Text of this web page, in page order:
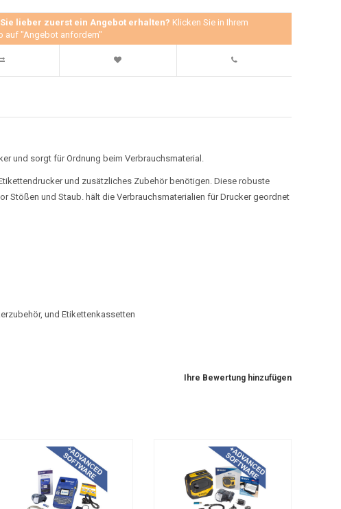
lieber zuerst ein Angebot erhalten? Klicken Sie in Ihrem
auf "Angebot anfordern"
und sorgt für Ordnung beim Verbrauchsmaterial.
und zusätzliches Zubehör benötigen. Diese robuste
Stößen und Staub. hält die Verbrauchsmaterialien für Drucker geordnet
und Etikettenkassetten
Ihre Bewertung hinzufügen